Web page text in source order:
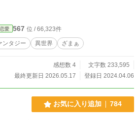
ことに。 更には学園に通わないといけなくなっ
らけ。 本人は気づいていないが、前
助けられ、チート魔力で無双する。 虐げられ令
逆転劇が今はじまる！
恋愛 567 位 / 66,323件
ンタジー 異世界 ざまぁ
感想数 4
文字数 233,595
最終更新日 2026.05.17
登録日 2024.04.06
お気に入り追加 784